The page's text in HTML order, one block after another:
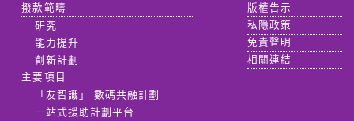
撥款範疇
研究
能力提升
創新計劃
主要項目
「友智識」 數碼共融計劃
一站式援助計劃平台
版權告示
私隱政策
免責聲明
相關連結